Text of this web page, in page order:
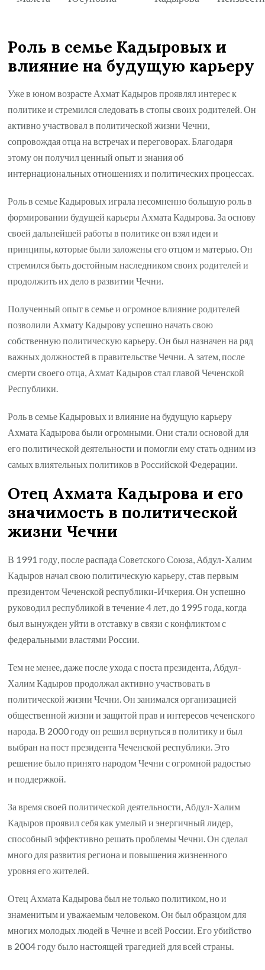
Роль в семье Кадыровых и
влияние на будущую карьеру
Уже в юном возрасте Ахмат Кадыров проявлял интерес к
политике и стремился следовать в стопы своих родителей. Он
активно участвовал в политической жизни Чечни,
сопровождая отца на встречах и переговорах. Благодаря
этому он получил ценный опыт и знания об
интернациональных отношениях и политических процессах.
Роль в семье Кадыровых играла несомненно большую роль в
формировании будущей карьеры Ахмата Кадырова. За основу
своей дальнейшей работы в политике он взял идеи и
принципы, которые были заложены его отцом и матерью. Он
стремился быть достойным наследником своих родителей и
продолжить их дело в развитии Чечни.
Полученный опыт в семье и огромное влияние родителей
позволили Ахмату Кадырову успешно начать свою
собственную политическую карьеру. Он был назначен на ряд
важных должностей в правительстве Чечни. А затем, после
смерти своего отца, Ахмат Кадыров стал главой Чеченской
Республики.
Роль в семье Кадыровых и влияние на будущую карьеру
Ахмата Кадырова были огромными. Они стали основой для
его политической деятельности и помогли ему стать одним из
самых влиятельных политиков в Российской Федерации.
Отец Ахмата Кадырова и его
значимость в политической
жизни Чечни
В 1991 году, после распада Советского Союза, Абдул-Халим
Кадыров начал свою политическую карьеру, став первым
президентом Чеченской республики-Ичкерия. Он успешно
руководил республикой в течение 4 лет, до 1995 года, когда
был вынужден уйти в отставку в связи с конфликтом с
федеральными властями России.
Тем не менее, даже после ухода с поста президента, Абдул-
Халим Кадыров продолжал активно участвовать в
политической жизни Чечни. Он занимался организацией
общественной жизни и защитой прав и интересов чеченского
народа. В 2000 году он решил вернуться в политику и был
выбран на пост президента Чеченской республики. Это
решение было принято народом Чечни с огромной радостью
и поддержкой.
За время своей политической деятельности, Абдул-Халим
Кадыров проявил себя как умелый и энергичный лидер,
способный эффективно решать проблемы Чечни. Он сделал
много для развития региона и повышения жизненного
уровня его жителей.
Отец Ахмата Кадырова был не только политиком, но и
знаменитым и уважаемым человеком. Он был образцом для
многих молодых людей в Чечне и всей России. Его убийство
в 2004 году было настоящей трагедией для всей страны.